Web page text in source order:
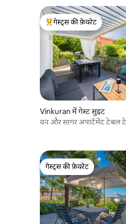
गेस्ट्स का टॉप फ़ेवरेट
गेस्ट्स की फ़ेवरेट
Vinkuran में गेस्ट सुइट
वन और सागर अपार्टमेंट टेबल
गेस्ट्स की फ़ेवरेट
गेस्ट्स की फ़ेवरेट